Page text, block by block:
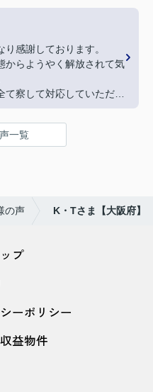
ました。
感謝しております。
からようやく解放されて気
察して対応していただい
ません。
持分売却窓口様にお願いさ
させていただきます。有難
一覧
の声 K・Tさま【大阪府】
プ
ーポリシー
益物件